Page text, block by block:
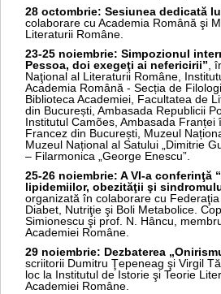
28 octombrie: Sesiunea dedicată
colaborare cu Academia Română şi
Literaturii Române.
23-25 noiembrie: Simpozionul
Pessoa, doi exegeţi ai nefericirii”,
Naţional al Literaturii Române,
Academia Română - Secția de
Biblioteca Academiei, Facultatea de
din București, Ambasada Republicii
Institutul Camões, Ambasada Franței
Francez din București, Muzeul
Muzeul Național al Satului „Dimitrie
– Filarmonica „George Enescu”.
25-26 noiembrie: A VI-a conferinţă
lipidemiilor, obezităţii şi
organizată în colaborare cu
Diabet, Nutriţie şi Boli Metabolice.
Simionescu şi prof. N. Hâncu,
Academiei Române.
29 noiembrie: Dezbaterea
scriitorii Dumitru Ţepeneag şi Virgil
loc la Institutul de Istorie şi Teorie
Academiei Române.